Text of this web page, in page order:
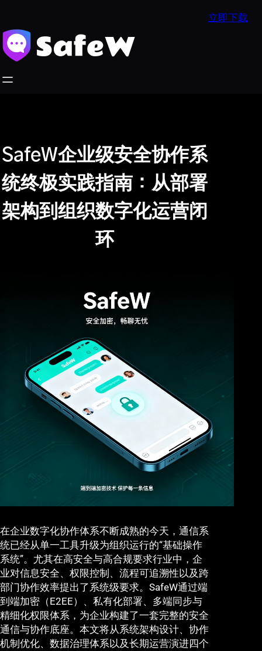
内
容
立即下载
SafeW企业级安全协作系
统终极实践指南：从部署
架构到组织数字化运营闭
环
在企业数字化协作体系不断成熟的今天，通信系
统已经从单一工具升级为组织运行的“基础操作
系统”。尤其在高安全与高合规要求行业中，企
业对信息安全、权限控制、流程可追溯性以及跨
部门协作效率提出了系统级要求。SafeW通过端
到端加密（E2EE）、私有化部署、多端同步与
精细化权限体系，为企业构建了一套完整的安全
通信与协作底座。本文将从系统架构设计、协作
机制优化、数据治理体系以及长期运营演进四个